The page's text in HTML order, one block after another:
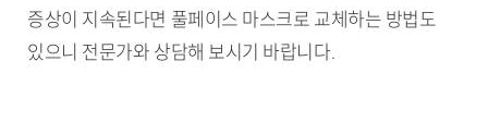
증상이 지속된다면 풀페이스 마스크로 교체하는 방법도
있으니 전문가와 상담해 보시기 바랍니다.